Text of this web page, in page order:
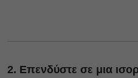
2. Επενδύστε σε μια